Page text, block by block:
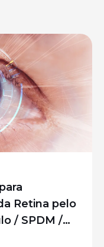
Retina pelo
/ SPDM /